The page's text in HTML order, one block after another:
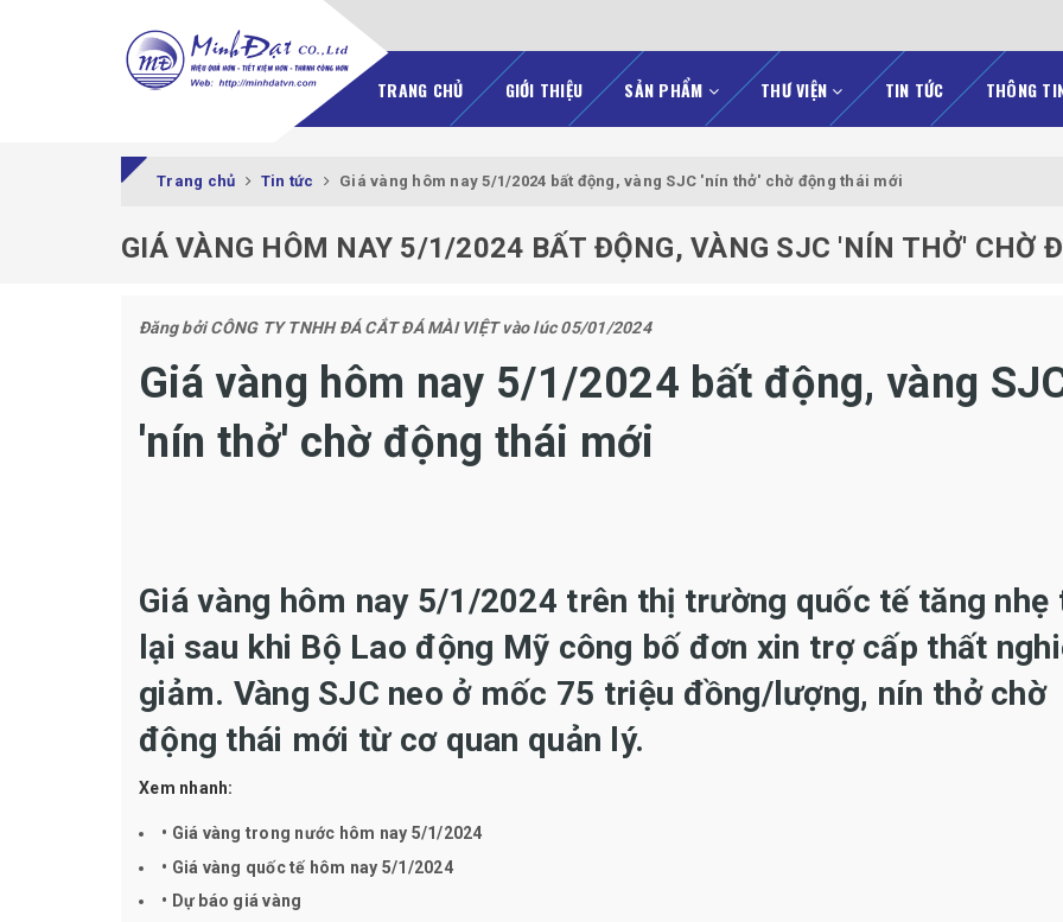
TRANG CHỦ GIỚI THIỆU SẢN PHẨM THƯ VIỆN TIN TỨC THÔNG
Trang chủ Tin tức Giá vàng hôm nay 5/1/2024 bất động, vàng SJC 'nín thở' chờ động thái mới
GIÁ VÀNG HÔM NAY 5/1/2024 BẤT ĐỘNG, VÀNG SJC 'NÍN THỞ' CHỜ
Đăng bởiCÔNG TY TNHH ĐÁ CẮT ĐÁ MÀI VIỆTvào lúc 05/01/2024
Giá vàng hôm nay 5/1/2024 bất động, vàng
'nín thở' chờ động thái mới
Giá vàng hôm nay 5/1/2024 trên thị trường quốc tế tăng nhẹ
lại sau khi Bộ Lao động Mỹ công bố đơn xin trợ cấp thất
giảm. Vàng SJC neo ở mốc 75 triệu đồng/lượng, nín thở chờ
động thái mới từ cơ quan quản lý.
Xem nhanh:
• Giá vàng trong nước hôm nay 5/1/2024
• Giá vàng quốc tế hôm nay 5/1/2024
• Dự báo giá vàng